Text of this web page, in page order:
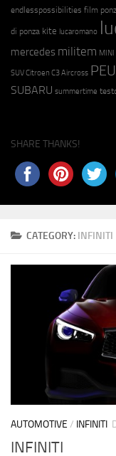
CATEGORY: INFINITI
AUTOMOTIVE / INFINITI
INFINITI
endlesspossibilities film
di ponza kite lucaromano
mercedes militem MINI
SUV Citroen C3 Aircross
SUBARU summertime
SHARE THANKS!